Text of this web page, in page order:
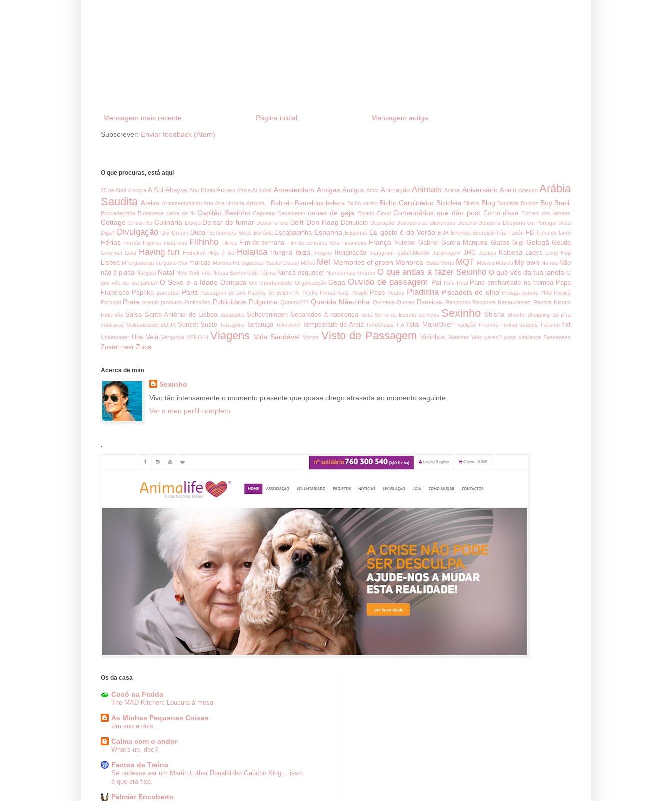
Mensagem mais recente Mensagem antiga
Página inicial
Subscrever: Enviar feedback (Atom)
O que procuras, está aqui
25 de Abril A sogra A Sul Abayas Abu Dhabi Acuso África Al Jubail Amesterdam Amigas Amigos Amor Animação Animais Animal Aniversário Apelo Aplauso Arábia
Saudita Areias Armazenamento Arte Arte Urbana Artistas... Bahrein Barcelona beleza Bicho careto Bicho Carpinteiro Bicicleta Blheca Blog Bondade Bonitos Boy Brasil
Brincadeirinha Budapeste caixa de fb Capitão Sexinho Capoeira Casamento cenas de gaja Chiado Cloud Comentários que dão post Como disse Correio dos leitores
Cottage Cristo Rei Culinária Dança Deixar de fumar Deixar o leite Delft Den Haag Denuncio Depilação Descubra as diferenças Deserto Desporto Desporto em Portugal Dieta
Diga? Divulgação Dor Dream Dubai Economics Elvas Epifânia Escapadinha Espanha Etiquetas Eu gosto é do Verão EUA Eventos Exercicio Fãs Faxôn FB Feira do Livro
Férias Fernão Figuras históricas Filhinho Filmes Fim-de-semana Fim-de-semana; Vela Financeiro França Futebol Gabriel Garcia Marquez Gatos Gigi Golegã Gouda
Gourmet Gula Having fun Heineken Hoje é dia Holanda Hungria Ibiza Imagine Indignação Instagram Isabel Allende Jardinagem JRC Justiça Kalocsa Ladys Lindy Hop
Lisboa M´engana qu´eu gosto Mar marcas Marcas Portuguesas MasterClassy Mékié Mel Memories of green Menorca Moda Morte MQT Musica Música My own Na rua Não
não é piada Narguilé Natal New York nós Nossa Senhora de Fátima Nunca esquecer Nunca mais crescer O que andas a fazer Sexinho O que vês da tua janela O
que vês da tua janela? O Sexo e a Idade Obrigada Olx Oportunidade Organização Osga Ouvido de passagem Pai País Real Pano encharcado na tromba Papa
Francisco Paprika parcerias Paris Passagem de ano Pastéis de Belém Pc Pécks Pensa nisto People Peso Pestes Piadinha Piscadela de olho Pitosga planos PMS Politics
Portugal Praia premio produtos Profissões Publicidade Pulguinha Quando??? Querida Mãezinha Quintana Quotes Receitas Responso Resposta Restaurantes Revolta Risotto
Roterdão Salsa Santo António de Lisboa Saudades Scheveningen Separados à nascença Será Serra da Estrela serviços Sexinho Shisha Shoefie Shopping Só p´ra
contrariar Solidariedade SOUK Sunset Susto Tarragona Tartaruga Telemovel Tempestade de Areia Tendências TIA Total MakeOver Tradição Trechos Treinar truques Turismo Txt
Underwater Ups Vela Vergonha VFNO14 Viagens Vida Saudável Visitas Visto de Passagem Vizinhos Weather Who cares? yoga challenge Zeeeeeeen
Zoetermeer Zuca
Acerca de mim
Sexinho
Vivo tão intensamente o momento presente que quase chego atrasada ao momento seguinte
Ver o meu perfil completo
.
Os da casa
Cocó na Fralda
The MAD Kitchen: Loucura à mesa
As Minhas Pequenas Coisas
Um ano a dois
Calma com o andor
What's up, doc?
Factos de Treino
Se pudesse ser um Martin Luther Ronaldinho Gaúcho King… isso
é que era fixe.
Palmier Encoberto